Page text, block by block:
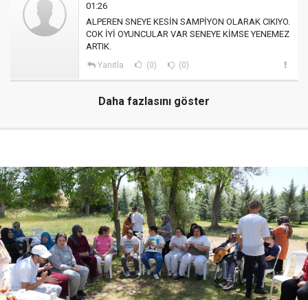
01:26
ALPEREN SNEYE KESİN SAMPİYON OLARAK CIKIYO.
COK İYİ OYUNCULAR VAR SENEYE KİMSE YENEMEZ
ARTIK.
Yanıtla (0) (0)
Daha fazlasını göster